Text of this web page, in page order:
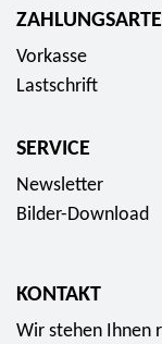
Vorkasse
Lastschrift
SERVICE
Newsletter
Bilder-Download
KONTAKT
Wir stehen Ihnen